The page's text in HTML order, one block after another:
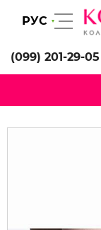
РУС
(099) 201-29-05